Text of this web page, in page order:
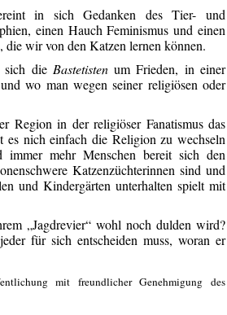
in sich Gedanken des Tier- und
einen Hauch Feminismus und einen
die wir von den Katzen lernen können.
sich die Bastetistenum Frieden, in einer
wo man wegen seiner religiösen oder
Region in der religiöser Fanatismus das
es nich einfach die Religion zu wechseln
mehr Menschen bereit sich den
Katzenzüchterinnen sind und
und Kindergärten unterhalten spielt mit
„Jagdrevier“ wohl noch dulden wird?
für sich entscheiden muss, woran er
mit freundlicher Genehmigung des